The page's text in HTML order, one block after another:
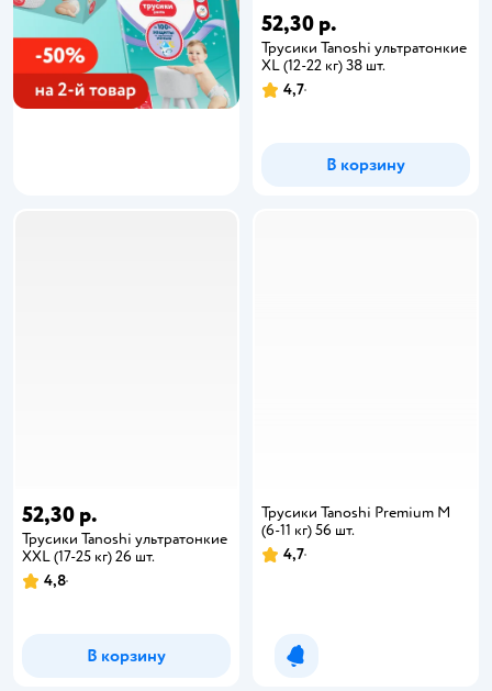
52,30 р.
Трусики Tanoshi ультратонкие
XL (12-22 кг) 38 шт.
4,7
В корзину
52,30 р.
Трусики Tanoshi ультратонкие
XXL (17-25 кг) 26 шт.
4,8
В корзину
Трусики Tanoshi Premium M
(6-11 кг) 56 шт.
4,7
Уведомить о появлении